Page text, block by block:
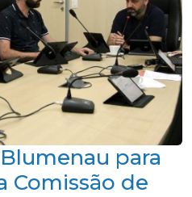
para
Comissão de